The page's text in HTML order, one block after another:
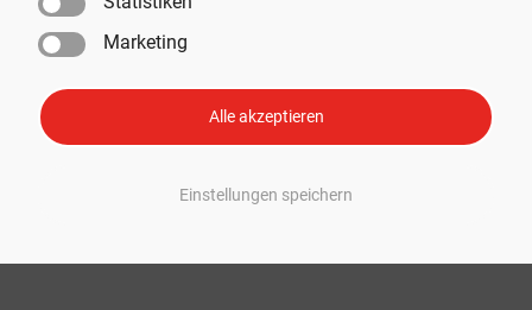
Marketing
Alle akzeptieren
Einstellungen speichern
Weil es mehr als nur ein Auto ist.